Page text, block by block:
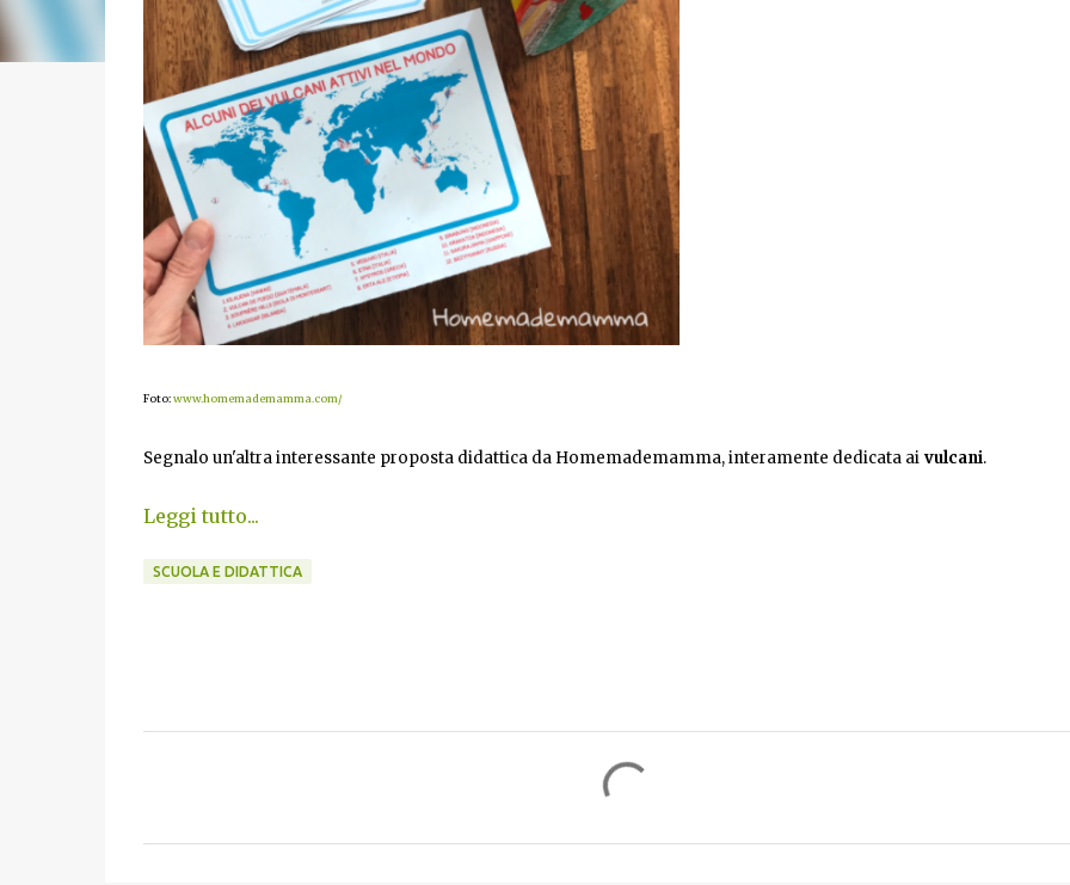
Foto:www.homemademamma.com/
Segnalo un'altra interessante proposta didattica da Homemademamma, interamente dedicata ai vulcani.
Leggi tutto...
SCUOLA E DIDATTICA